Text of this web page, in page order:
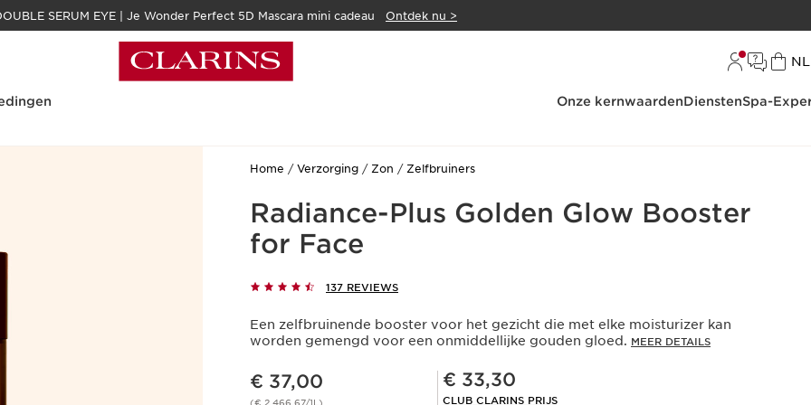
SERUM EYE | Je Wonder Perfect 5D Mascara mini cadeau Ontdek nu >
NL
Onze kernwaardenDienstenSpa-
Home Verzorging Zon Zelfbruiners
Radiance-Plus Golden Glow Booster
for Face
137 REVIEWS
Een zelfbruinende booster voor het gezicht die met elke moisturizer kan
worden gemengd voor een onmiddellijke gouden gloed. MEER DETAILS
Dit is nu de prijs € 37,00
€ 37,00
(€ 2.466,67/1L)
Club Clarins Prijs € 33,30
€ 33,30
CLUB CLARINS PRIJS